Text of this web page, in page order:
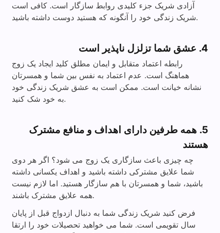
آزادی شریک جزء کلیدی روابط سازگار است. کافی است
شریک زندگی خود را آنگونه که هستید دوست داشته باشید.
4. عشق شما تزلزل ناپذیر است
رابطه اعتماد متقابل و ایمان مطلق کلید ایجاد یک زوج
هماهنگ است. عدم اعتماد به نفس بین شما و همسرتان
نشانه خیانت است. ممکن است به عشق شریک زندگی خود
به خود شک کنید.
5. همه طرفین دارای اهداف و منافع مشترک
هستند
چه چیزی باعث سازگاری یک زوج می شود؟ اگر هر دوی
شما علایق مشترکی داشته باشید و اهداف یکسانی داشته
باشید، شما و همسرتان با هم سازگار هستید. اما لازم نیست
همه علایق مشترک باشند.
فرض کنید شریک زندگی شما به دنبال ازدواج قبل از پایان
سال تقویمی است. شما می خواهید تحصیلات خود را ارتقا